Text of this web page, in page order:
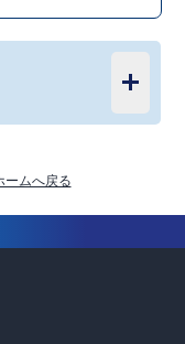
ームへ戻る